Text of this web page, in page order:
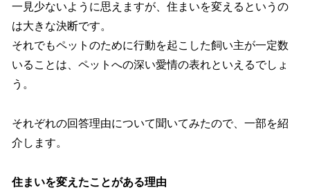
一見少ないように思えますが、住まいを変えるというの
は大きな決断です。
それでもペットのために行動を起こした飼い主が一定数
いることは、ペットへの深い愛情の表れといえるでしょ
う。
それぞれの回答理由について聞いてみたので、一部を紹
介します。
住まいを変えたことがある理由